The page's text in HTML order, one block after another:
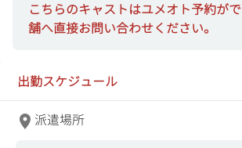
こちらのキャストはユメオト予約が
舗へ直接お問い合わせください。
出勤スケジュール
派遣場所